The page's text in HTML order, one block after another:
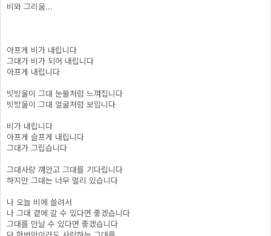
비와 그리움...
아프게 비가 내립니다
그대가 비가 되어 내립니다
아프게 내립니다
빗방울이 그대 눈물처럼 느껴집니다
빗방울이 그대 얼굴처럼 보입니다
비가 내립니다
아프게 슬프게 내립니다
그대가 그립습니다
그대사랑 껴안고 그대를 기다립니다
하지만 그대는 너무 멀리 있습니다
나 오늘 비에 쓸려서
나 그대 곁에 갈 수 있다면 좋겠습니다
그대를 만날 수 있다면 좋겠습니다